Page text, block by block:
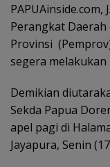
Perangkat
Provinsi
segera
Demikian
Sekda Papua
apel pagi di
Jayapura, Senin